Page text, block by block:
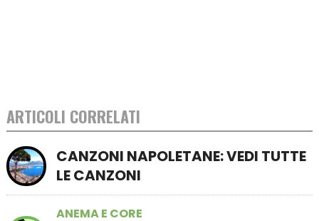
ARTICOLI CORRELATI
CANZONI NAPOLETANE: VEDI TUTTE
LE CANZONI
ANEMA E CORE